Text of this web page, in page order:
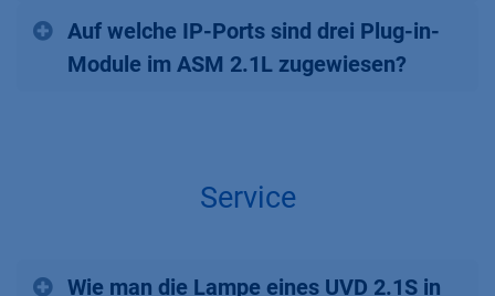
Auf welche IP-Ports sind drei Plug-in-
Module im ASM 2.1L zugewiesen?
Service
Wie man die Lampe eines UVD 2.1S in